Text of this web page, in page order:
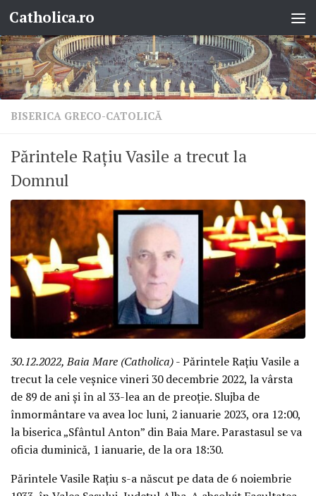
Skip to content
Catholica.ro
BISERICA GRECO-CATOLICĂ
Părintele Rațiu Vasile a trecut la
Domnul
30.12.2022, Baia Mare (Catholica)- Părintele Rațiu Vasile a
trecut la cele veșnice vineri 30 decembrie 2022, la vârsta
de 89 de ani și în al 33-lea an de preoție. Slujba de
înmormântare va avea loc luni, 2 ianuarie 2023, ora 12:00,
la biserica „Sfântul Anton” din Baia Mare. Parastasul se va
oficia duminică, 1 ianuarie, de la ora 18:30.
Părintele Vasile Rațiu s-a născut pe data de 6 noiembrie